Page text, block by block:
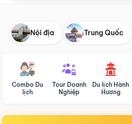
Nội địa Trung Quốc
Combo Du
lịch
Tour Doanh
Nghiệp
Du lịch Hành
Hương